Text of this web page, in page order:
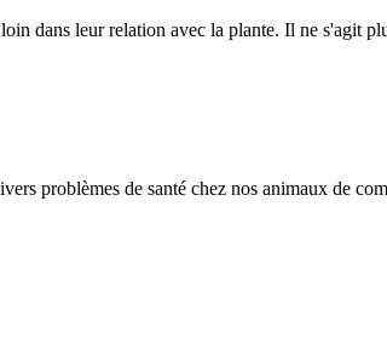
dans leur relation avec la plante. Il ne s'agit
problèmes de santé chez nos animaux de